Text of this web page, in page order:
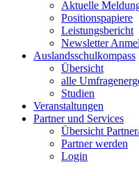
Aktuelle
Positionspapiere
Leistungsbericht
Newsletter
Auslandsschulkompass
Übersicht
alle
Studien
Veranstaltungen
Partner und Services
Übersicht
Partner werden
Login